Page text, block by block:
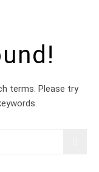
terms. Please try